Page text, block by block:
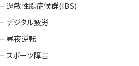
過敏性腸症候群(IBS)
デジタル疲労
昼夜逆転
スポーツ障害